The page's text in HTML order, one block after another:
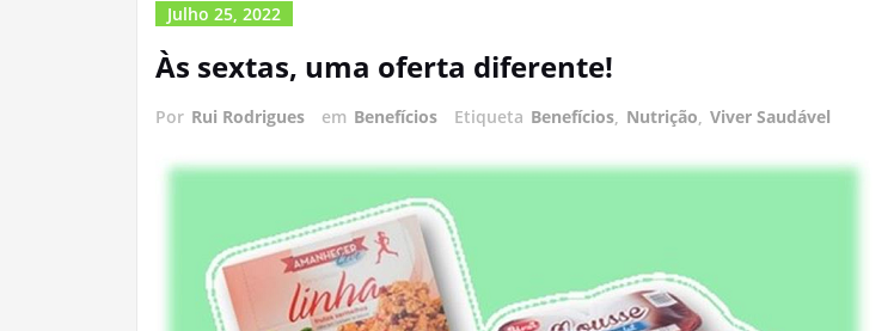
Julho 25, 2022
Às sextas, uma oferta diferente!
Por Rui Rodrigues em Benefícios Etiqueta Benefícios, Nutrição, Viver Saudável